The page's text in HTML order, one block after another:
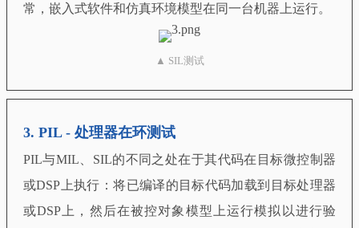
常，嵌入式软件和仿真环境模型在同一台机器上运行。
▲ SIL测试
3. PIL - 处理器在环测试
PIL与MIL、SIL的不同之处在于其代码在目标微控制器
或DSP上执行：将已编译的目标代码加载到目标处理器
或DSP上，然后在被控对象模型上运行模拟以进行验